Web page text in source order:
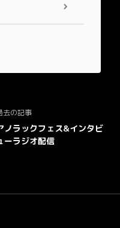
去の記事
ノラックフェス&インタビ
ーラジオ配信